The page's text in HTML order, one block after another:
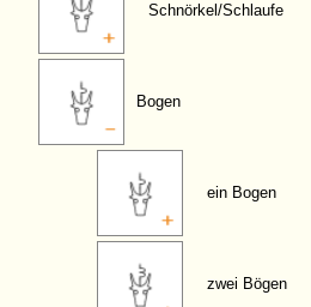
Schnörkel/Schlaufe
Bogen
ein Bogen
zwei Bögen